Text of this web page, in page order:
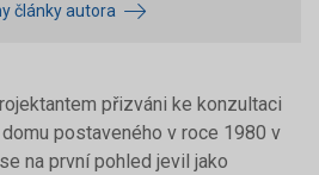
články autora
přizváni ke konzultaci
postaveného v roce 1980 v
na první pohled jevil jako